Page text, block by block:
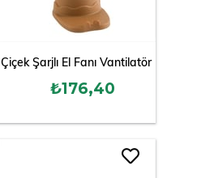
Çiçek Şarjlı El Fanı Vantilatör
₺176,40